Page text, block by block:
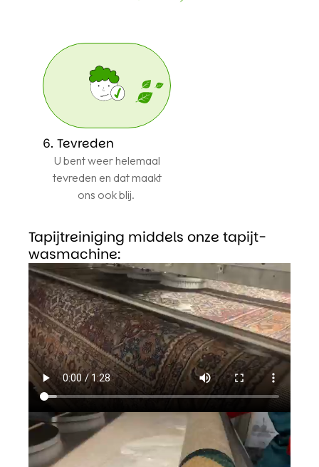
6. Tevreden
U bent weer helemaal
tevreden en dat maakt
ons ook blij.
Tapijtreiniging middels onze tapijt-
wasmachine: